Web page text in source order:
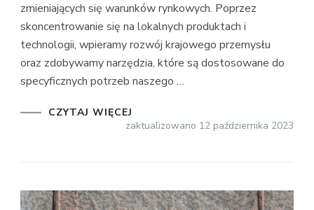
zmieniających się warunków rynkowych. Poprzez
skoncentrowanie się na lokalnych produktach i
technologii, wpieramy rozwój krajowego przemysłu
oraz zdobywamy narzędzia, które są dostosowane do
specyficznych potrzeb naszego …
CZYTAJ WIĘCEJ
zaktualizowano 12 października 2023